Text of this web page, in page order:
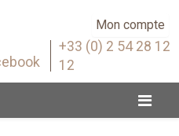
Mon compte
+33 (0) 2 54 28 12
12